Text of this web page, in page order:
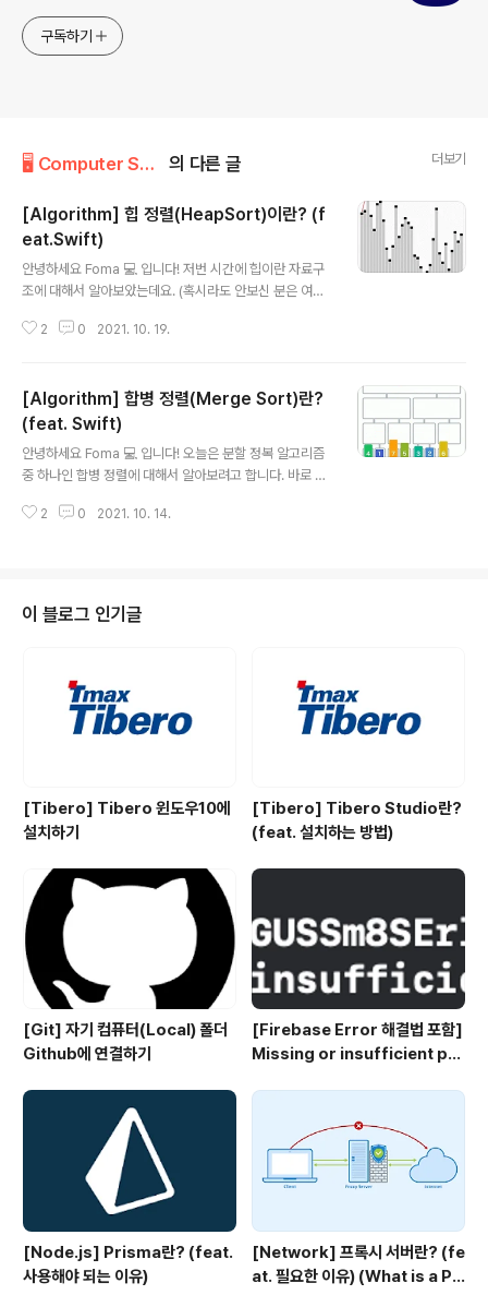
구독하기
🖥 Computer Science/Algorithm 의 다른 글 더보기
[Algorithm] 힙 정렬(HeapSort)이란? (f
eat.Swift)
안녕하세요 Foma 💻 입니다! 저번 시간에 힙이란 자료구
조에 대해서 알아보았는데요. (혹시라도 안보신 분은 여기
소트에 대해서 알아보려고 합니다! 바로 시작할게요~ 힙
서, 내림차순 정렬을 위해서는 최대 힙을 구성하고 오름차
순 정렬을 위해서는 최소 힙을 구성하면 된다. - 위키 백과
- 즉, 힙을 이용해서 정렬을 하는 방식이에요. 힙 정렬 과정
🔨 힙 정렬 과정은 힙에서 삭제를 구현할 때와 똑같아요.
삭제과정이 아래와 같은데요. 모든 노드를 삭제하고 배열
에 차례로 쌓게되면 어떻게 될까요? 최대힙이라면 가장 큰
2 0 2021. 10. 19.
[Algorithm] 합병 정렬(Merge Sort)란?
(feat. Swift)
안녕하세요 Foma 💻 입니다! 오늘은 분할 정복 알고리즘
중 하나인 합병 정렬에 대해서 알아보려고 합니다. 바로 시
m) 알고리즘이란? 🏡 위에서 합병 정렬은 분할 정복 알고
제를 해결하여 큰 문제를 해결해나가는 알고리즘으로 재귀
함수를 통해 자연스럽게 구현할 수 있습니다. 합병 정렬이
렬에 속하며, 분할 정복 알고리즘의 하나이다. 존 폰 노이만
2 0 2021. 10. 14.
이 블로그 인기글
[Tibero] Tibero 윈도우10에
설치하기
[Tibero] Tibero Studio란?
(feat. 설치하는 방법)
[Git] 자기 컴퓨터(Local) 폴더
Github에 연결하기
[Firebase Error 해결법 포함]
Missing or insufficient per
[Node.js] Prisma란? (feat.
사용해야 되는 이유)
[Network] 프록시 서버란? (fe
at. 필요한 이유) (What is a Pr